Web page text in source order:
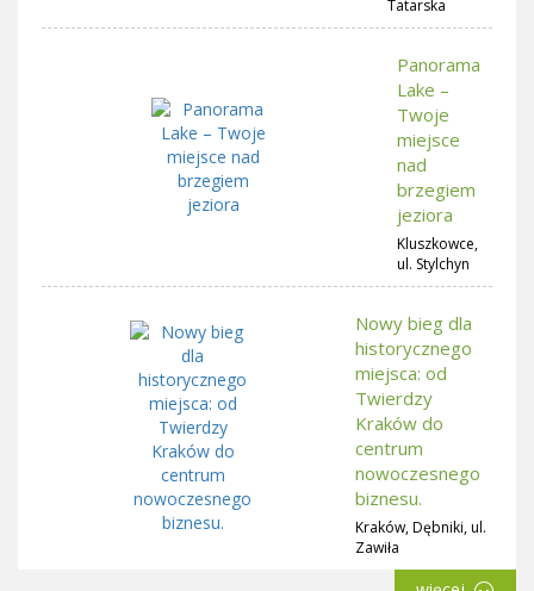
Tatarska
Panorama
Lake –
Twoje
miejsce
nad
brzegiem
jeziora
Kluszkowce,
ul. Stylchyn
Nowy bieg dla
historycznego
miejsca: od
Twierdzy
Kraków do
centrum
nowoczesnego
biznesu.
Kraków, Dębniki, ul.
Zawiła